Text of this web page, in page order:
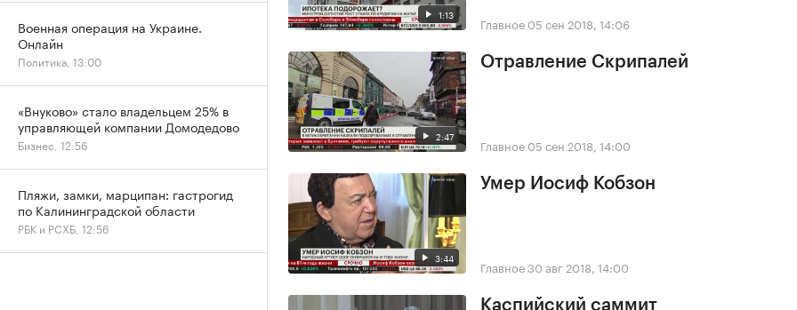
1:13 Главное 05 сен 2018, 14:06
2:47
Отравление Скрипалей
Главное 05 сен 2018, 14:00
3:44
Умер Иосиф Кобзон
Главное30 авг 2018, 14:00
Каспийский саммит
Военная операция на Украине.
Онлайн
Политика, 13:00
«Внуково» стало владельцем 25% в
управляющей компании Домодедово
Бизнес, 12:56
Пляжи, замки, марципан: гастрогид
по Калининградской области
РБК и РСХБ, 12:56